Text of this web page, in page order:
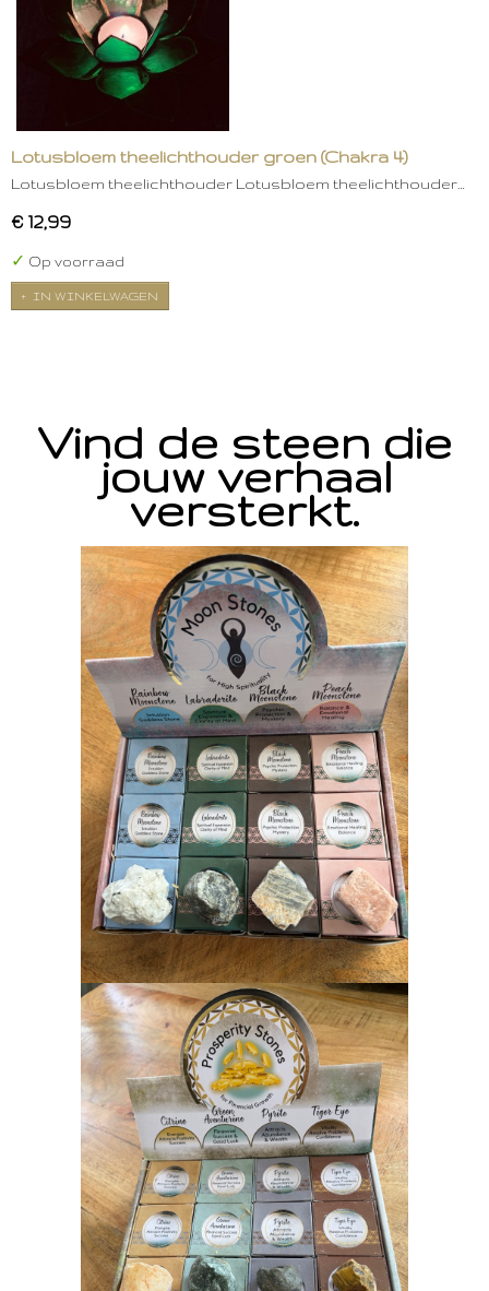
Lotusbloem theelichthouder groen (Chakra 4)
Lotusbloem theelichthouder Lotusbloem theelichthouder…
€ 12,99
✓ Op voorraad
IN WINKELWAGEN
Vind de steen die
jouw verhaal
versterkt.